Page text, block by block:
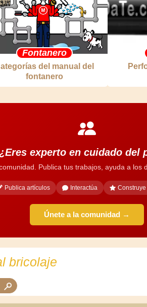
Fontanero
del manual del
fontanero
experto en cuidado del
Publica tus trabajos, ayuda a los
Publica artículos Interactúa
Únete a la comunidad →
bricolaje